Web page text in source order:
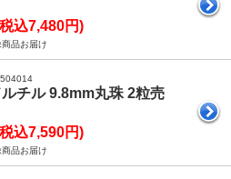
込7,480円)
品お届け
チル 9.8mm丸珠 2粒売
込7,590円)
品お届け